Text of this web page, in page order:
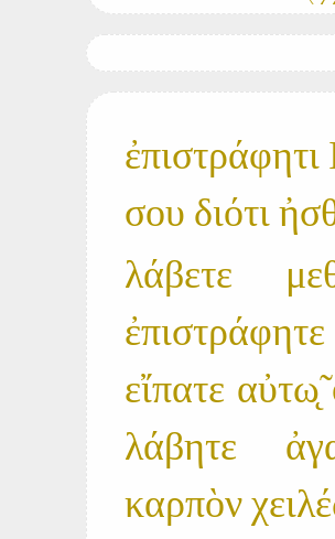
σου διότι
λάβετε
εἴπατε
λάβητε
καρπὸν